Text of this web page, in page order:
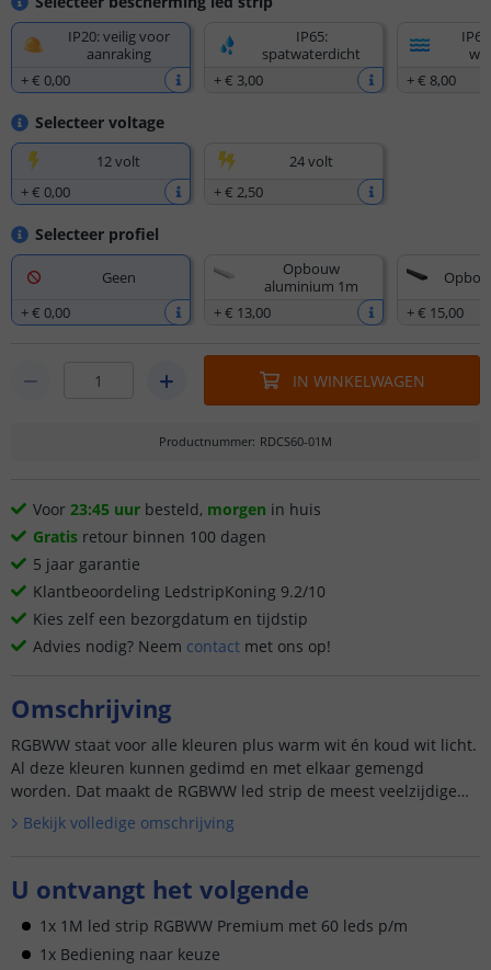
IP20: veilig voor
aanraking
+€ 0,00
IP65:
spatwaterdicht
+€ 3,00
+€ 8,00
Selecteer voltage
12 volt
+€ 0,00
24 volt
+€ 2,50
Selecteer profiel
Geen
+€ 0,00
Opbouw
aluminium 1m
+€ 13,00
+€ 15,00
IN WINKELWAGEN
Productnummer: RDCS60-01M
Voor 23:45 uur besteld, morgen in huis
Gratis retour binnen 100 dagen
5 jaar garantie
Klantbeoordeling LedstripKoning 9.2/10
Kies zelf een bezorgdatum en tijdstip
Advies nodig? Neem contact met ons op!
Omschrijving
RGBWW staat voor alle kleuren plus warm wit én koud wit licht.
Al deze kleuren kunnen gedimd en met elkaar gemengd
worden. Dat maakt de RGBWW led strip de meest veelzijdige
led str...
Bekijk volledige omschrijving
U ontvangt het volgende
1x 1M led strip RGBWW Premium met 60 leds p/m
1x Bediening naar keuze